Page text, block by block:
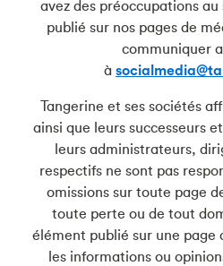
avez des préoccupations
publié sur nos pages de
communiquer
à
Tangerine et ses sociétés
ainsi que leurs successeurs
leurs administrateurs,
respectifs ne sont pas
omissions sur toute page
toute perte ou de tout
élément publié sur une page
les informations ou